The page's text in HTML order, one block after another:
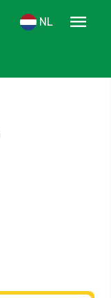
NL
menu